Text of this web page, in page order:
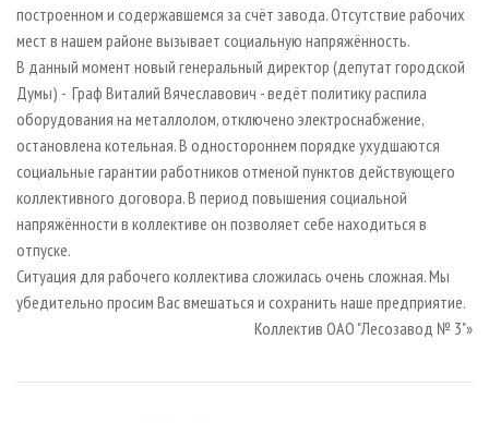
построенном и содержавшемся за счёт завода. Отсутствие рабочих
мест в нашем районе вызывает социальную напряжённость.
В данный момент новый генеральный директор (депутат городской
Думы) - Граф Виталий Вячеславович - ведёт политику распила
оборудования на металлолом, отключено электроснабжение,
остановлена котельная. В одностороннем порядке ухудшаются
социальные гарантии работников отменой пунктов действующего
коллективного договора. В период повышения социальной
напряжённости в коллективе он позволяет себе находиться в
отпуске.
Ситуация для рабочего коллектива сложилась очень сложная. Мы
убедительно просим Вас вмешаться и сохранить наше предприятие.
Коллектив ОАО "Лесозавод № 3"»